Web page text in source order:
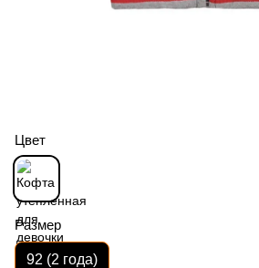
Цвет
Размер
92 (2 года)